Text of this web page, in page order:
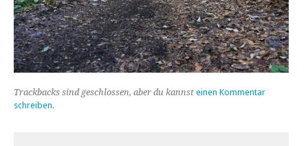
Trackbacks sind geschlossen, aber du kannst einen Kommentar
schreiben.